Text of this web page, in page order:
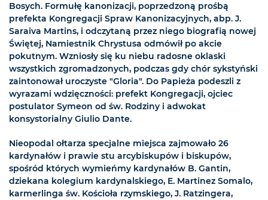
Bosych. Formułę kanonizacji, poprzedzoną prośbą
prefekta Kongregacji Spraw Kanonizacyjnych, abp. J.
Saraiva Martins, i odczytaną przez niego biografią nowej
Świętej, Namiestnik Chrystusa odmówił po akcie
pokutnym. Wzniosły się ku niebu radosne oklaski
wszystkich zgromadzonych, podczas gdy chór sykstyński
zaintonował uroczyste "Gloria". Do Papieża podeszli z
wyrazami wdzięczności: prefekt Kongregacji, ojciec
postulator Symeon od św. Rodziny i adwokat
konsystorialny Giulio Dante.
Nieopodal ołtarza specjalne miejsca zajmowało 26
kardynałów i prawie stu arcybiskupów i biskupów,
spośród których wymieńmy kardynałów B. Gantin,
dziekana kolegium kardynalskiego, E. Martinez Somalo,
karmerlinga św. Kościoła rzymskiego, J. Ratzingera,